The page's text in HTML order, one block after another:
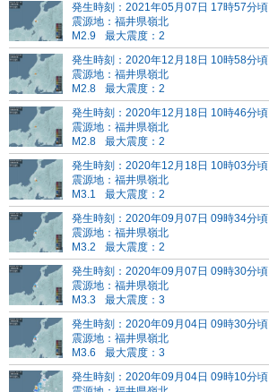
発生時刻：2021年05月07日 17時57分頃
震源地：福井県嶺北
M2.9
最大震度：2
発生時刻：2020年12月18日 10時58分頃
震源地：福井県嶺北
M2.8
最大震度：2
発生時刻：2020年12月18日 10時46分頃
震源地：福井県嶺北
M2.8
最大震度：2
発生時刻：2020年12月18日 10時03分頃
震源地：福井県嶺北
M3.1
最大震度：2
発生時刻：2020年09月07日 09時34分頃
震源地：福井県嶺北
M3.2
最大震度：2
発生時刻：2020年09月07日 09時30分頃
震源地：福井県嶺北
M3.3
最大震度：3
発生時刻：2020年09月04日 09時30分頃
震源地：福井県嶺北
M3.6
最大震度：3
発生時刻：2020年09月04日 09時10分頃